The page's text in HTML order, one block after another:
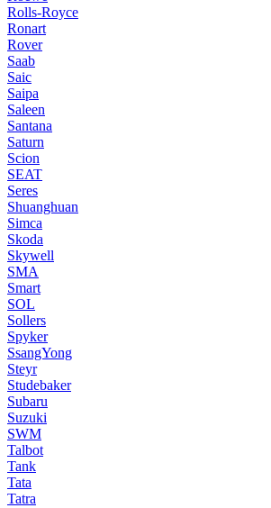
Rolls-Royce
Ronart
Rover
Saab
Saic
Saipa
Saleen
Santana
Saturn
Scion
SEAT
Seres
Shuanghuan
Simca
Skoda
Skywell
SMA
Smart
SOL
Sollers
Spyker
SsangYong
Steyr
Studebaker
Subaru
Suzuki
SWM
Talbot
Tank
Tata
Tatra